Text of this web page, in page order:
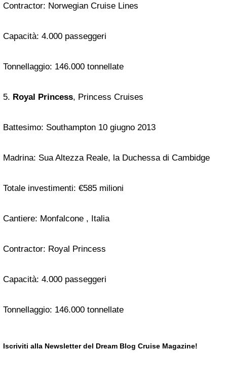
Contractor: Norwegian Cruise Lines
Capacità: 4.000 passeggeri
Tonnellaggio: 146.000 tonnellate
5. Royal Princess, Princess Cruises
Battesimo: Southampton 10 giugno 2013
Madrina: Sua Altezza Reale, la Duchessa di Cambidge
Totale investimenti: €585 milioni
Cantiere: Monfalcone , Italia
Contractor: Royal Princess
Capacità: 4.000 passeggeri
Tonnellaggio: 146.000 tonnellate
Iscriviti alla Newsletter del Dream Blog Cruise Magazine!